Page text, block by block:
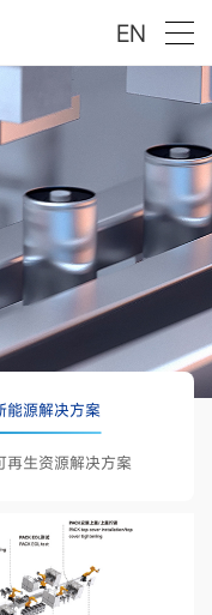
EN
能源解决方案
再生资源解决方案